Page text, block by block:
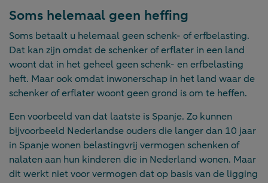
Soms helemaal geen heffing
Soms betaalt u helemaal geen schenk- of erfbelasting.
Dat kan zijn omdat de schenker of erflater in een land
woont dat in het geheel geen schenk- en erfbelasting
heft. Maar ook omdat inwonerschap in het land waar de
schenker of erflater woont geen grond is om te heffen.
Een voorbeeld van dat laatste is Spanje. Zo kunnen
bijvoorbeeld Nederlandse ouders die langer dan 10 jaar
in Spanje wonen belastingvrij vermogen schenken of
nalaten aan hun kinderen die in Nederland wonen. Maar
dit werkt niet voor vermogen dat op basis van de ligging